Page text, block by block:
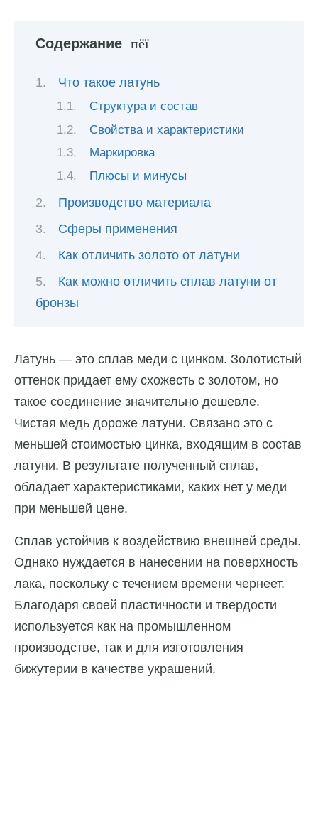
Содержание
Что такое латунь
Структура и состав
Свойства и характеристики
Маркировка
Плюсы и минусы
Производство материала
Сферы применения
Как отличить золото от латуни
Как можно отличить сплав латуни от
бронзы
Латунь — это сплав меди с цинком. Золотистый
оттенок придает ему схожесть с золотом, но
такое соединение значительно дешевле.
Чистая медь дороже латуни. Связано это с
меньшей стоимостью цинка, входящим в состав
латуни. В результате полученный сплав,
обладает характеристиками, каких нет у меди
при меньшей цене.
Сплав устойчив к воздействию внешней среды.
Однако нуждается в нанесении на поверхность
лака, поскольку с течением времени чернеет.
Благодаря своей пластичности и твердости
используется как на промышленном
производстве, так и для изготовления
бижутерии в качестве украшений.